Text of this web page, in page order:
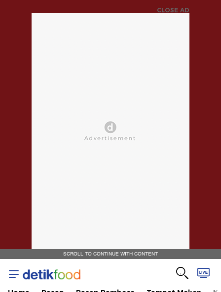
CLOSE AD
SCROLL TO CONTINUE WITH CONTENT